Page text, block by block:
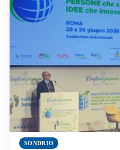
SONDRIO